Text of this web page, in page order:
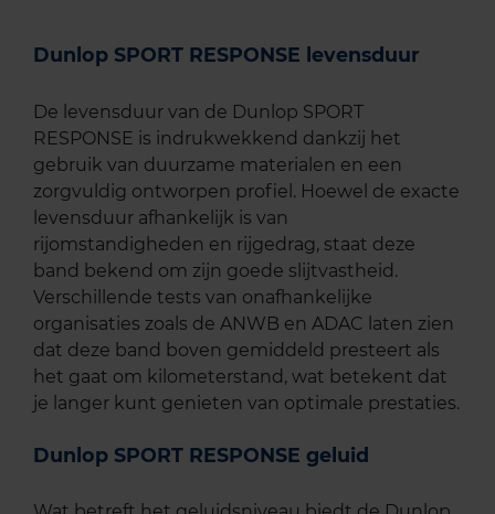
Dunlop SPORT RESPONSE levensduur
De levensduur van de Dunlop SPORT
RESPONSE is indrukwekkend dankzij het
gebruik van duurzame materialen en een
zorgvuldig ontworpen profiel. Hoewel de exacte
levensduur afhankelijk is van
rijomstandigheden en rijgedrag, staat deze
band bekend om zijn goede slijtvastheid.
Verschillende tests van onafhankelijke
organisaties zoals de ANWB en ADAC laten zien
dat deze band boven gemiddeld presteert als
het gaat om kilometerstand, wat betekent dat
je langer kunt genieten van optimale prestaties.
Dunlop SPORT RESPONSE geluid